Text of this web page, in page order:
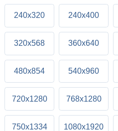
240x320 240x400
320x568 360x640
480x854 540x960
720x1280 768x1280
750x1334 1080x1920